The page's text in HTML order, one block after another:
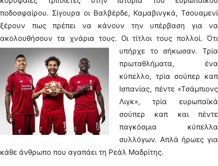
ποδοσφαίρου. Σίγουρα οι Βαλβέρδε, Καμαβινγκά, Τσουαμενί
ξέρουν πως πρέπει να κάνουν την υπέρβαση για να
ακολουθήσουν τα χνάρια τους. Οι τίτλοι τους πολλοί. Ότι
υπήρχε το σήκωσαν. Τρία
πρωταθλήματα, ένα
κύπελλο, τρία σούπερ καπ
Ισπανίας, πέντε «Τσάμπιονς
Λιγκ», τρία ευρωπαϊκά
σούπερ καπ και πέντε
παγκόσμια κύπελλα
συλλόγων. Απλά ήρωες για
κάθε άνθρωπο που αγαπάει τη Ρεάλ Μαδρίτης.